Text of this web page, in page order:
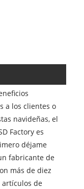
a los clientes o
navideñas, el
Factory es
déjame
fabricante de
más de diez
artículos de